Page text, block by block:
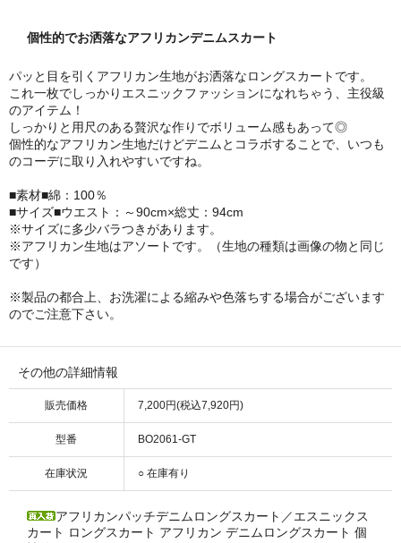
個性的でお洒落なアフリカンデニムスカート
パッと目を引くアフリカン生地がお洒落なロングスカートです。
これ一枚でしっかりエスニックファッションになれちゃう、主役級
のアイテム！
しっかりと用尺のある贅沢な作りでボリューム感もあって◎
個性的なアフリカン生地だけどデニムとコラボすることで、いつも
のコーデに取り入れやすいですね。
■素材■綿：100％
■サイズ■ウエスト：～90cm×総丈：94cm
※サイズに多少バラつきがあります。
※アフリカン生地はアソートです。（生地の種類は画像の物と同じ
です）
※製品の都合上、お洗濯による縮みや色落ちする場合がございます
のでご注意下さい。
その他の詳細情報
販売価格 7,200円(税込7,920円)
型番 BO2061-GT
在庫状況 ○ 在庫有り
アフリカンパッチデニムロングスカート／エスニックス
カート ロングスカート アフリカン デニムロングスカート 個